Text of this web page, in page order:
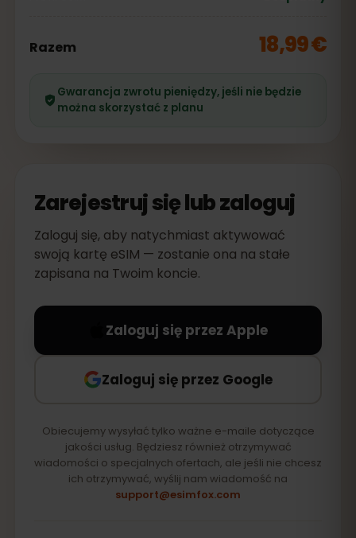
Razem 18,99 €
Gwarancja zwrotu pieniędzy, jeśli nie będzie
można skorzystać z planu
Zarejestruj się lub zaloguj
Zaloguj się, aby natychmiast aktywować
swoją kartę eSIM — zostanie ona na stałe
zapisana na Twoim koncie.
Zaloguj się przez Apple
Zaloguj się przez Google
Obiecujemy wysyłać tylko ważne e-maile dotyczące
jakości usług. Będziesz również otrzymywać
wiadomości o specjalnych ofertach, ale jeśli nie chcesz
ich otrzymywać, wyślij nam wiadomość na
support@esimfox.com